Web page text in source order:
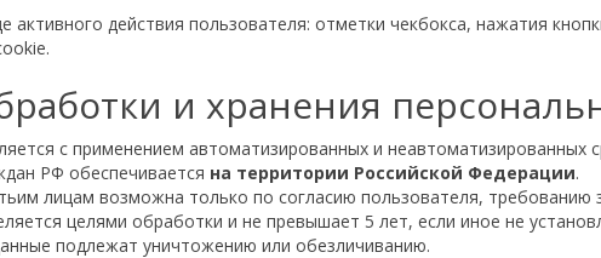
активного действия пользователя: отметки чекбокса, нажатия
и хранения
с применением автоматизированных и неавтоматизированных
РФ обеспечивается на территории Российской Федерации.
лицам возможна только по согласию пользователя, требованию
целями обработки и не превышает 5 лет, если иное не
подлежат уничтожению или обезличиванию.